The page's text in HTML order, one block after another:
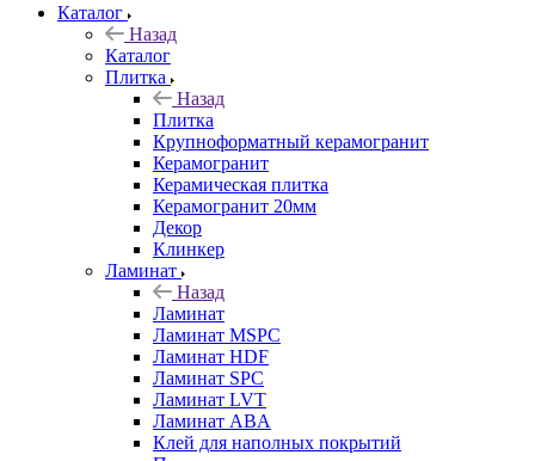
Каталог
Назад
Каталог
Плитка
Назад
Плитка
Крупноформатный керамогранит
Керамогранит
Керамическая плитка
Керамогранит 20мм
Декор
Клинкер
Ламинат
Назад
Ламинат
Ламинат MSPC
Ламинат HDF
Ламинат SPC
Ламинат LVT
Ламинат ABA
Клей для наполных покрытий